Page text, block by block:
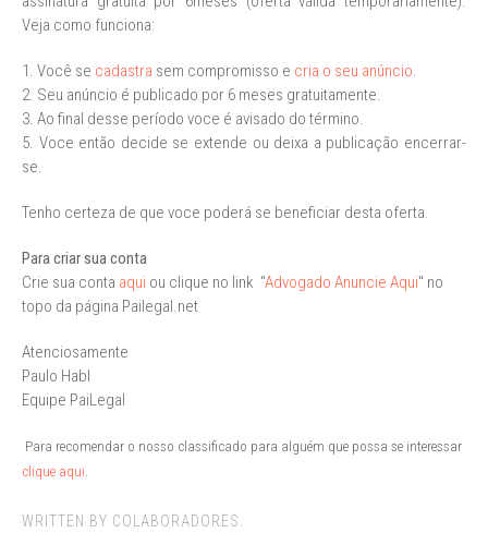
Veja como funciona:
1. Você se cadastra sem compromisso e cria o seu anúncio.
2. Seu anúncio é publicado por 6 meses gratuitamente.
3. Ao final desse período voce é avisado do término.
5. Voce então decide se extende ou deixa a publicação encerrar-
se.
Tenho certeza de que voce poderá se beneficiar desta oferta.
Para criar sua conta
Crie sua conta aqui ou clique no link "Advogado Anuncie Aqui" no
topo da página Pailegal.net
Atenciosamente
Paulo Habl
Equipe PaiLegal
Para recomendar o nosso classificado para alguém que possa se interessar
clique aqui.
WRITTEN BY COLABORADORES.